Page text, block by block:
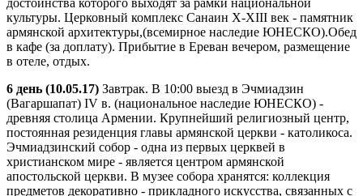
культуры. Церковный комплекс Санаин X-XIII век - памятник
армянской архитектуры,(всемирное наследие ЮНЕСКО).Обед
в кафе (за доплату). Прибытие в Ереван вечером, размещение
в отеле, отдых.
6 день (10.05.17) Завтрак. В 10:00 выезд в Эчмиадзин
(Вагаршапат) IV в. (национальное наследие ЮНЕСКО) -
древняя столица Армении. Крупнейший религиозный центр,
постоянная резиденция главы армянской церкви - католикоса.
Эчмиадзинский собор - одна из первых церквей в
христианском мире - является центром армянской
апостольской церкви. В музее собора хранятся: коллекция
предметов декоративно - прикладного искусства, связанных с